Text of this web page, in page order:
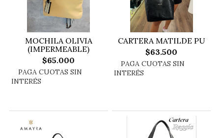
MOCHILA OLIVIA
(IMPERMEABLE)
$65.000
CARTERA MATILDE PU
$63.500